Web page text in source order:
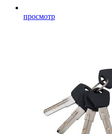
просмотр